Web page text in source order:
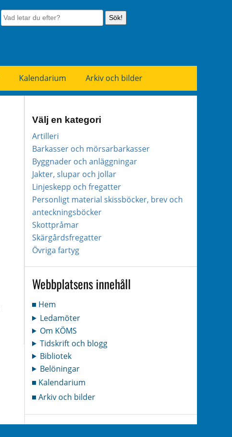
Sök!
Kalendarium Arkiv och bilder
Välj en kategori
Artilleri
Barkasser och mörsarbarkasser
Byggnader och anläggningar
Jakter, slupar och jollar
Linjeskepp och fregatter
Personligt material skissböcker, brev och
anteckningsböcker
Skottpråmar
Skärgårdsfregatter
Övriga fartyg
Webbplatsens innehåll
Hem
Ledamöter
Om KÖMS
Tidskrift och blogg
Bibliotek
Belöningar
Kalendarium
Arkiv och bilder